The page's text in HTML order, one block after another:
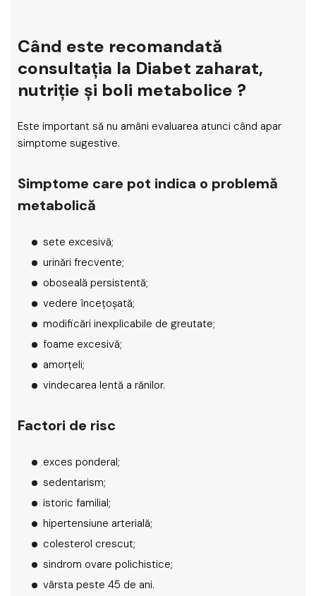
Când este recomandată
consultația la Diabet zaharat,
nutriție și boli metabolice ?
Este important să nu amâni evaluarea atunci când apar
simptome sugestive.
Simptome care pot indica o problemă
metabolică
sete excesivă;
urinări frecvente;
oboseală persistentă;
vedere încețoșată;
modificări inexplicabile de greutate;
foame excesivă;
amorțeli;
vindecarea lentă a rănilor.
Factori de risc
exces ponderal;
sedentarism;
istoric familial;
hipertensiune arterială;
colesterol crescut;
sindrom ovare polichistice;
vârsta peste 45 de ani.